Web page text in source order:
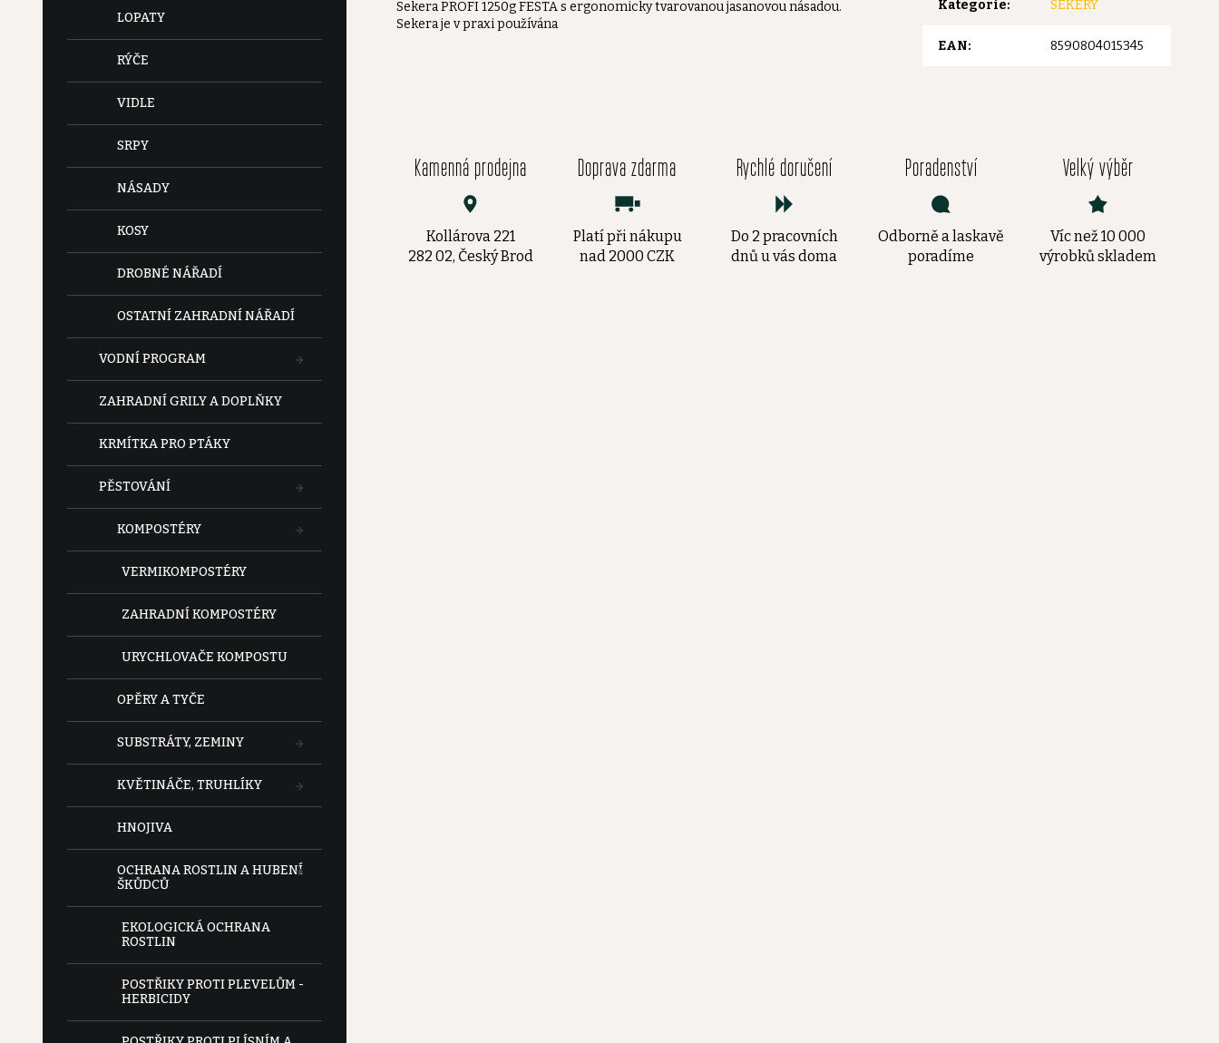
LOPATY
RÝČE
VIDLE
SRPY
NÁSADY
KOSY
DROBNÉ NÁŘADÍ
OSTATNÍ ZAHRADNÍ NÁŘADÍ
VODNÍ PROGRAM
ZAHRADNÍ GRILY A DOPLŇKY
KRMÍTKA PRO PTÁKY
PĚSTOVÁNÍ
KOMPOSTÉRY
VERMIKOMPOSTÉRY
ZAHRADNÍ KOMPOSTÉRY
URYCHLOVAČE KOMPOSTU
OPĚRY A TYČE
SUBSTRÁTY, ZEMINY
KVĚTINÁČE, TRUHLÍKY
HNOJIVA
OCHRANA ROSTLIN A HUBENÍ
ŠKŮDCŮ
EKOLOGICKÁ OCHRANA
ROSTLIN
POSTŘIKY PROTI PLEVELŮM -
HERBICIDY
Sekera PROFI 1250g FESTA s ergonomicky tvarovanou jasanovou násadou.
Sekera je v praxi používána
Kategorie: SEKERY
EAN: 8590804015345
Kamenná prodejna
Kollárova 221
282 02, Český Brod
Doprava zdarma
Platí při nákupu
nad 2000 CZK
Rychlé doručení
Do 2 pracovních
dnů u vás doma
Poradenství
Odborně a laskavě
poradíme
Velký výběr
Víc než 10 000
výrobků skladem